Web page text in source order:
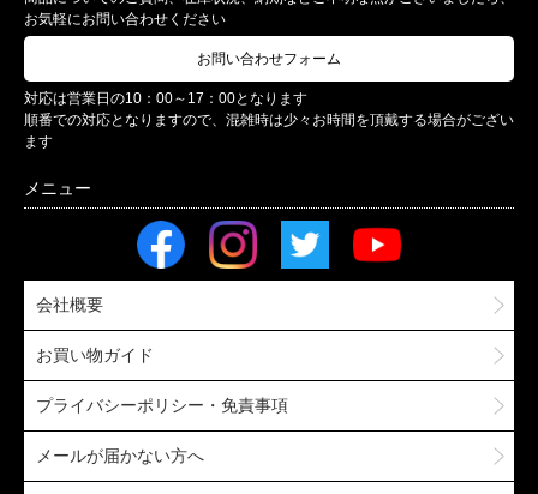
お気軽にお問い合わせください
お問い合わせフォーム
対応は営業日の10：00～17：00となります
順番での対応となりますので、混雑時は少々お時間を頂戴する場合がござい
ます
会社概要
お買い物ガイド
プライバシーポリシー・免責事項
メールが届かない方へ